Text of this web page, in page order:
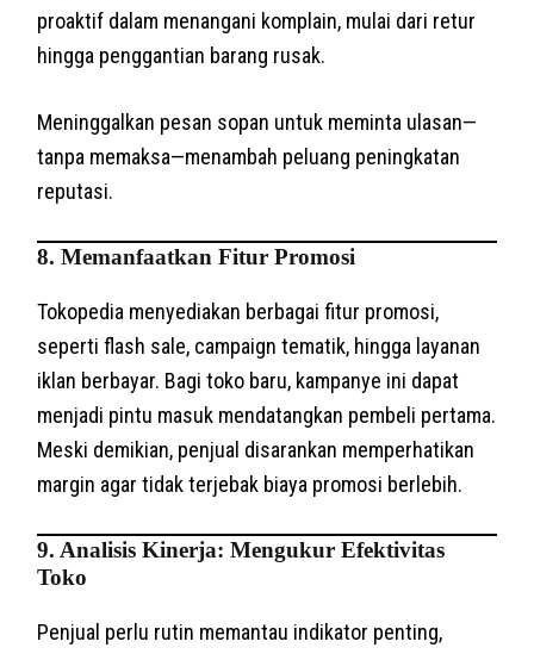
proaktif dalam menangani komplain, mulai dari retur
hingga penggantian barang rusak.
Meninggalkan pesan sopan untuk meminta ulasan—
tanpa memaksa—menambah peluang peningkatan
reputasi.
8. Memanfaatkan Fitur Promosi
Tokopedia menyediakan berbagai fitur promosi,
seperti flash sale, campaign tematik, hingga layanan
iklan berbayar. Bagi toko baru, kampanye ini dapat
menjadi pintu masuk mendatangkan pembeli pertama.
Meski demikian, penjual disarankan memperhatikan
margin agar tidak terjebak biaya promosi berlebih.
9. Analisis Kinerja: Mengukur Efektivitas
Toko
Penjual perlu rutin memantau indikator penting,